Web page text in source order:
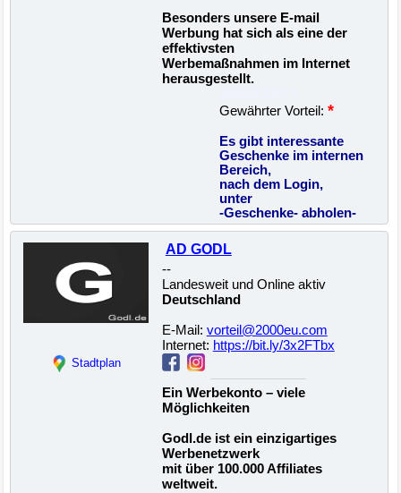
Besonders unsere E-mail
Werbung hat sich als eine der
effektivsten
Werbemaßnahmen im Internet
herausgestellt.
Gewährter Vorteil: *
Es gibt interessante
Geschenke im internen
Bereich,
nach dem Login,
unter
-Geschenke- abholen-
Stadtplan
AD GODL
--
Landesweit und Online aktiv
Deutschland
E-Mail: vorteil@2000eu.com
Internet: https://bit.ly/3x2FTbx
Ein Werbekonto – viele
Möglichkeiten
Godl.de ist ein einzigartiges
Werbenetzwerk
mit über 100.000 Affiliates
weltweit.